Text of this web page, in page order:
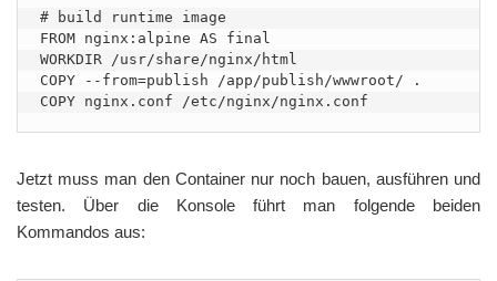
# build runtime image
FROM nginx:alpine AS final
WORKDIR /usr/share/nginx/html
COPY --from=publish /app/publish/wwwroot/ .
COPY nginx.conf /etc/nginx/nginx.conf
Jetzt muss man den Container nur noch bauen, ausführen und
testen. Über die Konsole führt man folgende beiden
Kommandos aus: